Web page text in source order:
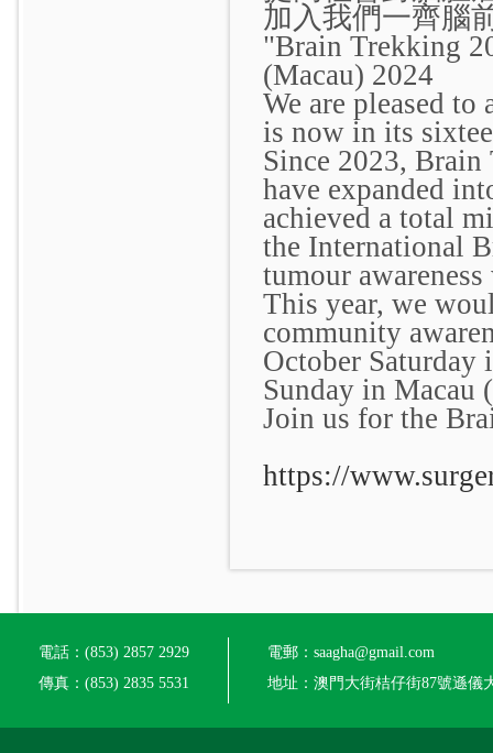
加入我們一齊腦
"Brain Trekking
(Macau) 2024
We are pleased
is now in its
Since 2023,
have expanded
achieved a total
the International
tumour
This year, we
community
October Saturday
Sunday in Macau
Join us for the
https://
電話：(853) 2857 2929
傳真：(853) 2835 5531
電郵：saagha@gmail.com
地址：澳門大街桔仔街87號遜儀